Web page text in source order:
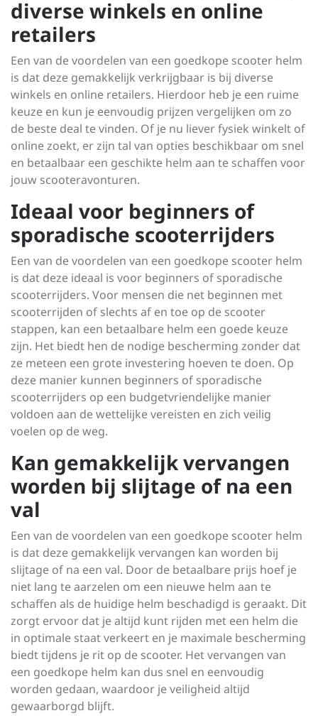
diverse winkels en online
retailers
Een van de voordelen van een goedkope scooter helm
is dat deze gemakkelijk verkrijgbaar is bij diverse
winkels en online retailers. Hierdoor heb je een ruime
keuze en kun je eenvoudig prijzen vergelijken om zo
de beste deal te vinden. Of je nu liever fysiek winkelt of
online zoekt, er zijn tal van opties beschikbaar om snel
en betaalbaar een geschikte helm aan te schaffen voor
jouw scooteravonturen.
Ideaal voor beginners of
sporadische scooterrijders
Een van de voordelen van een goedkope scooter helm
is dat deze ideaal is voor beginners of sporadische
scooterrijders. Voor mensen die net beginnen met
scooterrijden of slechts af en toe op de scooter
stappen, kan een betaalbare helm een goede keuze
zijn. Het biedt hen de nodige bescherming zonder dat
ze meteen een grote investering hoeven te doen. Op
deze manier kunnen beginners of sporadische
scooterrijders op een budgetvriendelijke manier
voldoen aan de wettelijke vereisten en zich veilig
voelen op de weg.
Kan gemakkelijk vervangen
worden bij slijtage of na een
val
Een van de voordelen van een goedkope scooter helm
is dat deze gemakkelijk vervangen kan worden bij
slijtage of na een val. Door de betaalbare prijs hoef je
niet lang te aarzelen om een nieuwe helm aan te
schaffen als de huidige helm beschadigd is geraakt. Dit
zorgt ervoor dat je altijd kunt rijden met een helm die
in optimale staat verkeert en je maximale bescherming
biedt tijdens je rit op de scooter. Het vervangen van
een goedkope helm kan dus snel en eenvoudig
worden gedaan, waardoor je veiligheid altijd
gewaarborgd blijft.